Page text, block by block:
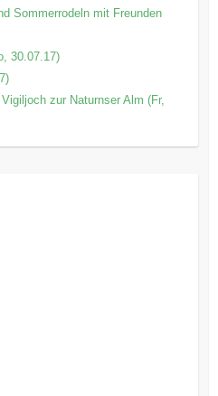
Sommerrodeln mit Freunden
30.07.17)
zur Naturnser Alm (Fr,